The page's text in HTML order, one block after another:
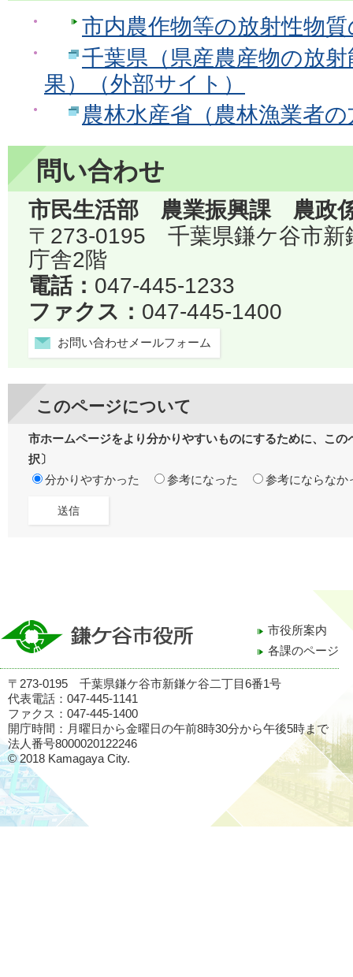
市内農作物等の放射性物
千葉県（県産農産物の放
果）（外部サイト）
農林水産省（農林漁業者
問い合わせ
市民生活部 農業振興課 農政
〒273-0195 千葉県鎌ケ谷市
庁舎2階
電話： 047-445-1233
ファクス： 047-445-1400
お問い合わせメールフォーム
このページについて
市ホームページをより分かりやすいものにするために、こ
択〕
分かりやすかった
参考になった 参考にならなか
市役所案内
各課のページ
〒273-0195 千葉県鎌ケ谷市新鎌ケ谷二丁目6番1号
代表電話：047-445-1141
ファクス：047-445-1400
開庁時間：月曜日から金曜日の午前8時30分から午後5時まで
法人番号8000020122246
© 2018 Kamagaya City.